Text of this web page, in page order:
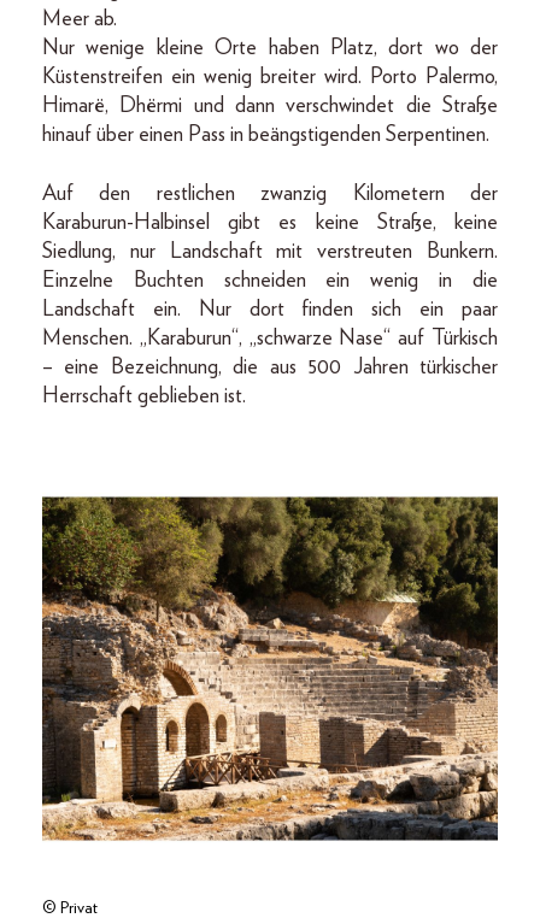
Meer ab.
Nur wenige kleine Orte haben Platz, dort wo der
Küstenstreifen ein wenig breiter wird. Porto Palermo,
Himarë, Dhërmi und dann verschwindet die Straße
hinauf über einen Pass in beängstigenden Serpentinen.
Auf den restlichen zwanzig Kilometern der
Karaburun-­Halbinsel gibt es keine Straße, keine
Siedlung, nur Landschaft mit verstreuten Bunkern.
Einzelne Buchten schneiden ein wenig in die
Landschaft ein. Nur dort finden sich ein paar
Menschen. „Karaburun“, „schwarze Nase“ auf Türkisch
– eine Bezeichnung, die aus 500 Jahren türkischer
Herrschaft geblieben ist.
© Privat